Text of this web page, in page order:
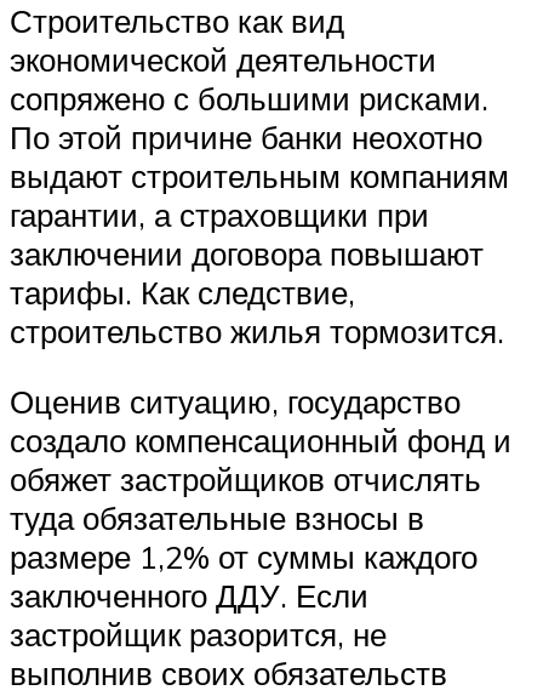
Строительство как вид
экономической деятельности
сопряжено с большими рисками.
По этой причине банки неохотно
выдают строительным компаниям
гарантии, а страховщики при
заключении договора повышают
тарифы. Как следствие,
строительство жилья тормозится.
Оценив ситуацию, государство
создало компенсационный фонд и
обяжет застройщиков отчислять
туда обязательные взносы в
размере 1,2% от суммы каждого
заключенного ДДУ. Если
застройщик разорится, не
выполнив своих обязательств